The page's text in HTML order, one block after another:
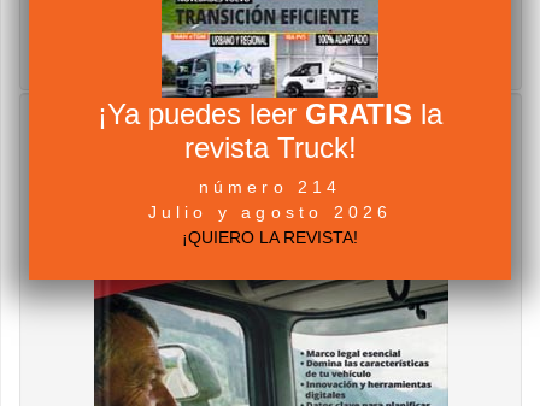
¡Ya puedes leer GRATIS la
revista Truck!
número 214
Julio y agosto 2026
¡QUIERO LA REVISTA!